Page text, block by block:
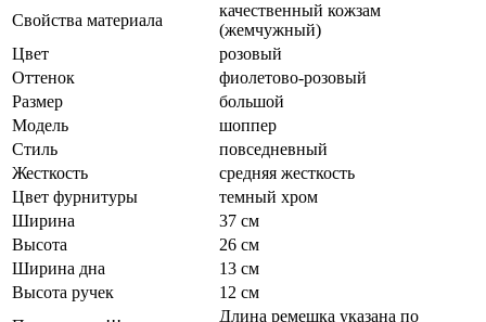
Свойства материала
качественный кожзам
(жемчужный)
Цвет
розовый
Оттенок
фиолетово-розовый
Размер
большой
Модель
шоппер
Стиль
повседневный
Жесткость
средняя жесткость
Цвет фурнитуры
темный хром
Ширина
37 см
Высота
26 см
Ширина дна
13 см
Высота ручек
12 см
Длина ремешка указана по